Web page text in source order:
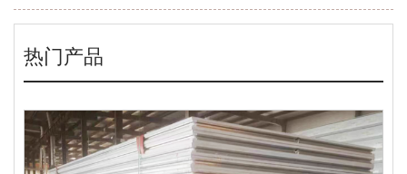
热门产品